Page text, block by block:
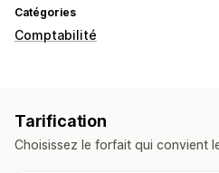
Catégories
Comptabilité
Suivi des dépenses
Tarification
Choisissez le forfait qui convient